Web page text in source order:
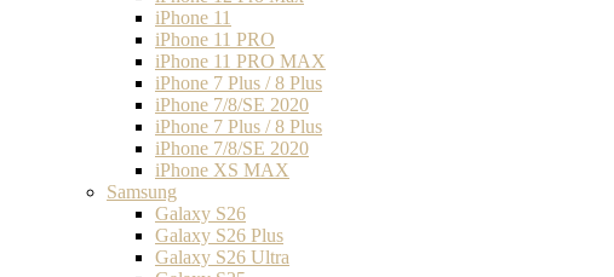
iPhone 11
iPhone 11 PRO
iPhone 11 PRO MAX
iPhone 7 Plus / 8 Plus
iPhone 7/8/SE 2020
iPhone 7 Plus / 8 Plus
iPhone 7/8/SE 2020
iPhone XS MAX
Samsung
Galaxy S26
Galaxy S26 Plus
Galaxy S26 Ultra